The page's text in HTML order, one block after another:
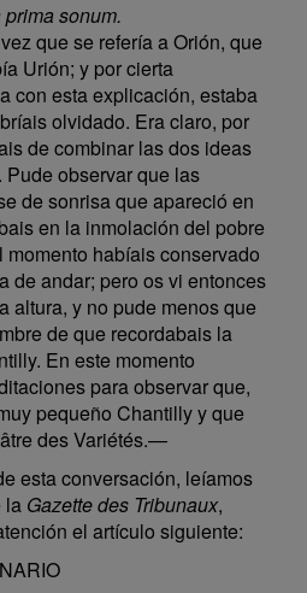
sonum.
que se refería a Orión, que
Urión; y por cierta
con esta explicación, estaba
olvidado. Era claro, por
de combinar las dos ideas
observar que las
de sonrisa que apareció en
en la inmolación del pobre
habíais conservado
de andar; pero os vi entonces
altura, y no pude menos que
de que recordabais la
En este momento
para observar que,
pequeño Chantilly y que
des Variétés.—
esta conversación, leíamos
la Gazette des Tribunaux,
el artículo siguiente: